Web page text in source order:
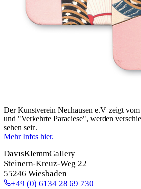
Der Kunstverein Neuhausen e.V. zeigt
und "Verkehrte Paradiese", werden
sehen sein.
Mehr Infos hier.
DavisKlemmGallery
Steinern-Kreuz-Weg 22
55246 Wiesbaden
+49 (0) 6134 28 69 730